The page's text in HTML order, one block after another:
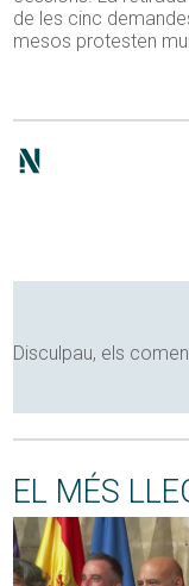
de les cinc
mesos protesten
Disculpau, els
EL MÉS